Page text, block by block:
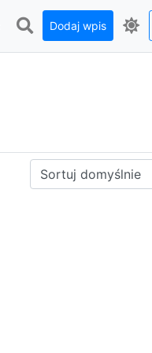
Dodaj wpis
Sortuj: